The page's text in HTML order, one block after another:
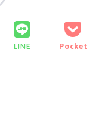
LINE Pocket